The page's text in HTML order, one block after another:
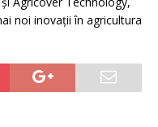
noi inovații în agricultura